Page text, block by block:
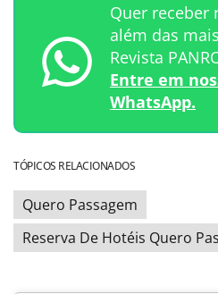
Quer receber
além das
Revista
Entre em
WhatsApp.
TÓPICOS RELACIONADOS
Quero Passagem
Reserva De Hotéis Quero